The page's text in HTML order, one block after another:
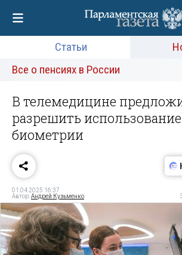
Статьи
Все о пенсиях в России
В телемедицине
разрешить использование
биометрии
01.04.2025 16:37
Автор:Андрей Кузьменко